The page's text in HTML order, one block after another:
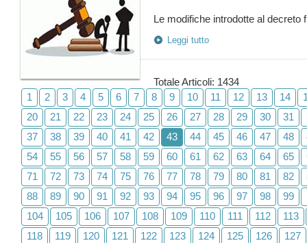
Leggi tutto
Totale Articoli: 1434
1
2 3 4 5 6 7 8 9 10 11 12 13 14
20
21 22 23 24 25 26 27 28 29 30 31
37
38 39 40 41 42 43 44 45 46 47 48
54
55 56 57 58 59 60 61 62 63 64 65
71
72 73 74 75 76 77 78 79 80 81 82
88
89 90 91 92 93 94 95 96 97 98 99
104
105 106 107 108 109 110 111 112
113
118
119 120 121 122 123 124 125 126
127